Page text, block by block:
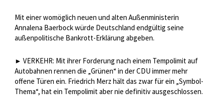
Mit einer womöglich neuen und alten Außenministerin
Annalena Baerbock würde Deutschland endgültig seine
außenpolitische Bankrott-Erklärung abgeben.
► VERKEHR: Mit ihrer Forderung nach einem Tempolimit auf
Autobahnen rennen die „Grünen“ in der CDU immer mehr
offene Türen ein. Friedrich Merz hält das zwar für ein „Symbol-
Thema“, hat ein Tempolimit aber nie definitiv ausgeschlossen.